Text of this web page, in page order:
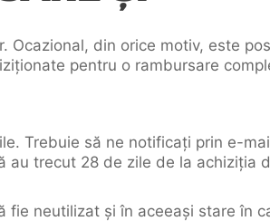
Ocazional, din orice motiv, este
pentru o rambursare
Trebuie să ne notificați prin e-
trecut 28 de zile de la achiziția
neutilizat și în aceeași stare în